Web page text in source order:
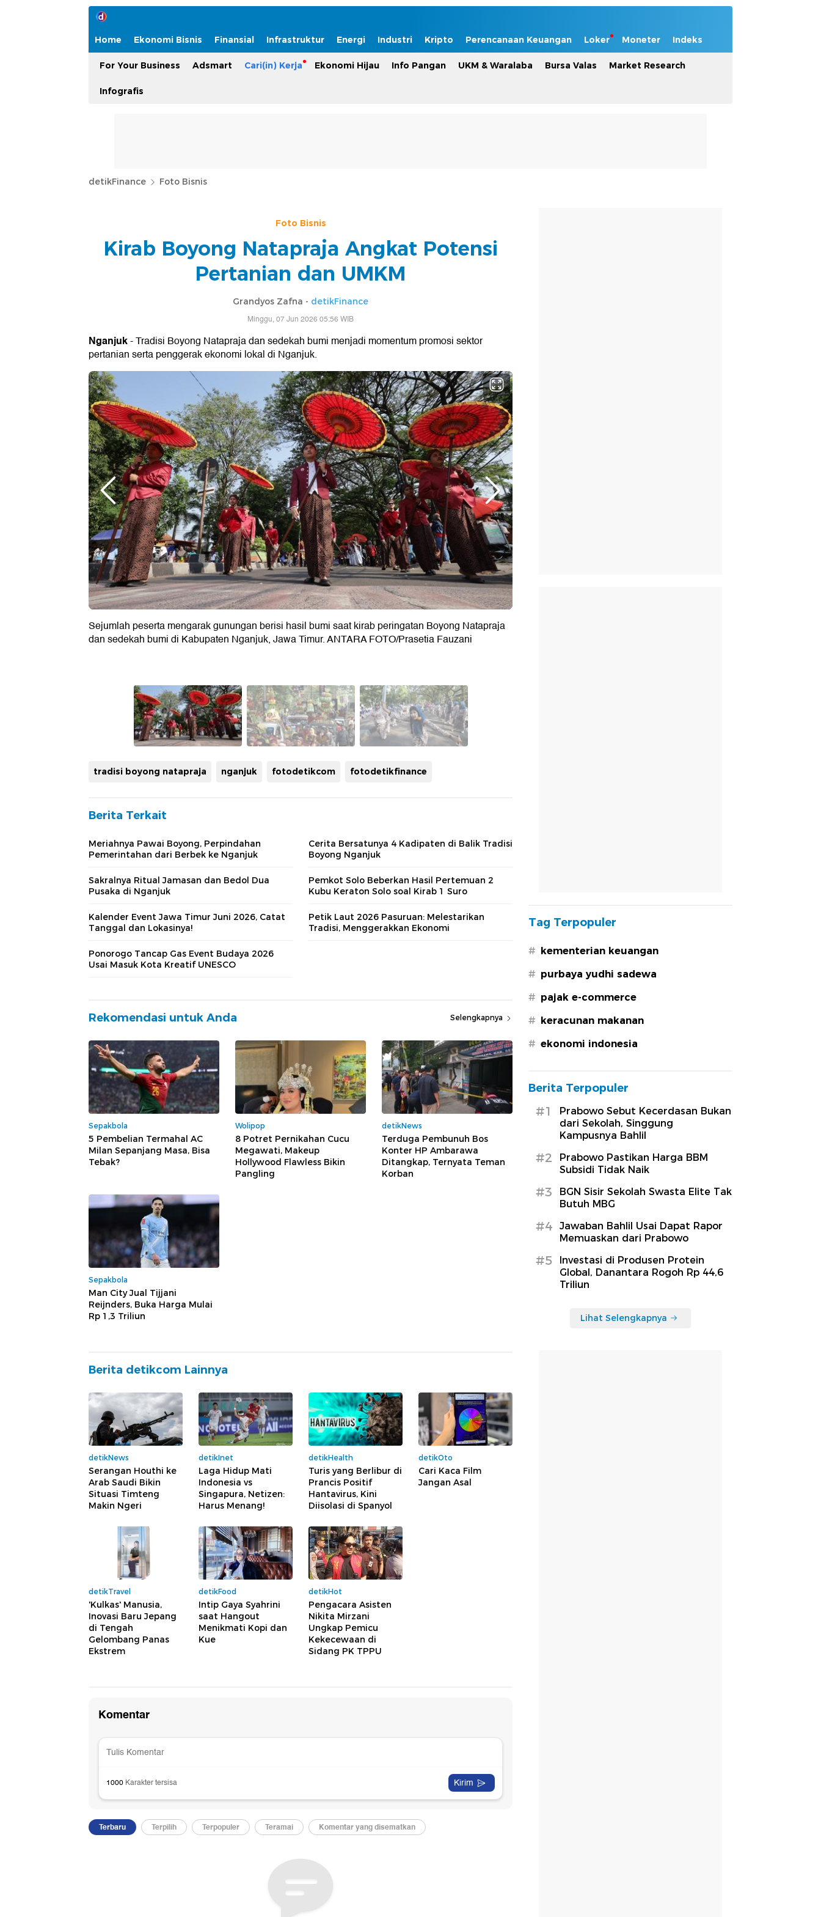
Home Ekonomi Bisnis Finansial Infrastruktur Energi Industri Kripto Perencanaan Keuangan Loker Moneter Indeks
For Your Business Adsmart Cari(in) Kerja Ekonomi Hijau Info Pangan UKM & Waralaba Bursa Valas Market Research
Infografis
detikFinance Foto Bisnis
Foto Bisnis
Kirab Boyong Natapraja Angkat Potensi
Pertanian dan UMKM
Grandyos Zafna - detikFinance
Minggu, 07 Jun 2026 05:56 WIB
Nganjuk- Tradisi Boyong Natapraja dan sedekah bumi menjadi momentum promosi sektor
pertanian serta penggerak ekonomi lokal di Nganjuk.
Sejumlah peserta mengarak gunungan berisi hasil bumi saat kirab peringatan Boyong Natapraja
dan sedekah bumi di Kabupaten Nganjuk, Jawa Timur. ANTARA FOTO/Prasetia Fauzani
tradisi boyong natapraja nganjuk fotodetikcom fotodetikfinance
Berita Terkait
Meriahnya Pawai Boyong, Perpindahan
Pemerintahan dari Berbek ke Nganjuk
Cerita Bersatunya 4 Kadipaten di Balik Tradisi
Boyong Nganjuk
Sakralnya Ritual Jamasan dan Bedol Dua
Pusaka di Nganjuk
Pemkot Solo Beberkan Hasil Pertemuan 2
Kubu Keraton Solo soal Kirab 1 Suro
Kalender Event Jawa Timur Juni 2026, Catat
Tanggal dan Lokasinya!
Petik Laut 2026 Pasuruan: Melestarikan
Tradisi, Menggerakkan Ekonomi
Ponorogo Tancap Gas Event Budaya 2026
Usai Masuk Kota Kreatif UNESCO
Rekomendasi untuk Anda Selengkapnya
Sepakbola
5 Pembelian Termahal AC
Milan Sepanjang Masa, Bisa
Tebak?
Wolipop
8 Potret Pernikahan Cucu
Megawati, Makeup
Hollywood Flawless Bikin
Pangling
detikNews
Terduga Pembunuh Bos
Konter HP Ambarawa
Ditangkap, Ternyata Teman
Korban
Sepakbola
Man City Jual Tijjani
Reijnders, Buka Harga Mulai
Rp 1,3 Triliun
Berita detikcom Lainnya
detikNews
Serangan Houthi ke
Arab Saudi Bikin
Situasi Timteng
Makin Ngeri
detikInet
Laga Hidup Mati
Indonesia vs
Singapura, Netizen:
Harus Menang!
detikHealth
Turis yang Berlibur di
Prancis Positif
Hantavirus, Kini
Diisolasi di Spanyol
detikOto
Cari Kaca Film
Jangan Asal
detikTravel
'Kulkas' Manusia,
Inovasi Baru Jepang
di Tengah
Gelombang Panas
Ekstrem
detikFood
Intip Gaya Syahrini
saat Hangout
Menikmati Kopi dan
Kue
detikHot
Pengacara Asisten
Nikita Mirzani
Ungkap Pemicu
Kekecewaan di
Sidang PK TPPU
Tag Terpopuler
# kementerian keuangan
# purbaya yudhi sadewa
# pajak e-commerce
# keracunan makanan
# ekonomi indonesia
Berita Terpopuler
#1
Prabowo Sebut Kecerdasan Bukan
dari Sekolah, Singgung
Kampusnya Bahlil
#2
Prabowo Pastikan Harga BBM
Subsidi Tidak Naik
#3
BGN Sisir Sekolah Swasta Elite Tak
Butuh MBG
#4
Jawaban Bahlil Usai Dapat Rapor
Memuaskan dari Prabowo
#5
Investasi di Produsen Protein
Global, Danantara Rogoh Rp 44,6
Triliun
Lihat Selengkapnya